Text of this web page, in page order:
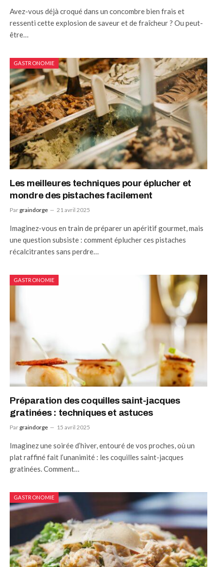
Avez-vous déjà croqué dans un concombre bien frais et
ressenti cette explosion de saveur et de fraîcheur ? Ou peut-
être…
GASTRONOMIE
Les meilleures techniques pour éplucher et
mondre des pistaches facilement
Par graindorge 21 avril 2025
Imaginez-vous en train de préparer un apéritif gourmet, mais
une question subsiste : comment éplucher ces pistaches
récalcitrantes sans perdre…
GASTRONOMIE
Préparation des coquilles saint-jacques
gratinées : techniques et astuces
Par graindorge 15 avril 2025
Imaginez une soirée d’hiver, entouré de vos proches, où un
plat raffiné fait l’unanimité : les coquilles saint-jacques
gratinées. Comment…
GASTRONOMIE